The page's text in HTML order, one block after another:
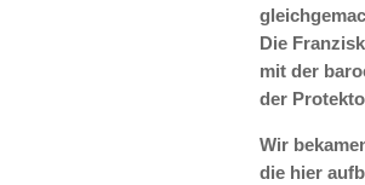
Die
mit der
der
Wir
die hier